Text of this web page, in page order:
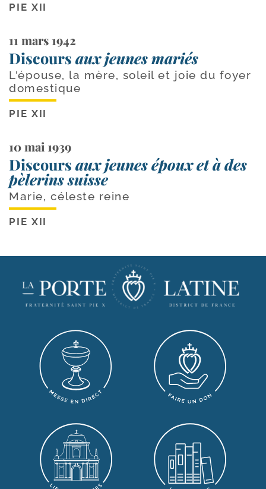
PIE XII
11 mars 1942
Discours aux jeunes mariés
L'épouse, la mère, soleil et joie du foyer
domestique
PIE XII
10 mai 1939
Discours aux jeunes époux et à des
pèlerins suisse
Marie, céleste reine
PIE XII